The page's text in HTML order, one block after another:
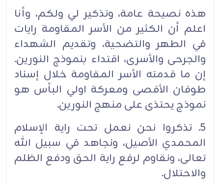
هذه نصيحة عامة، وتذكير لي ولكم، وأنا
اعلم أن الكثير من الأسر المقاومة رايات
في الطهر والتضحية، وتقديم الشهداء
والجرحى والأسرى، اقتداء بنموذج النورين.
إن ما قدمته الأسر المقاومة خلال إسناد
طوفان الأقصى ومعركة اولي البأس هو
نموذج يحتذى على منهج النورين.
5. تذكروا نحن نعمل تحت راية الإسلام
المحمدي الأصيل، ونجاهد في سبيل الله
تعالى، ونقاوم لرفع راية الحق ودفع الظلم
والاحتلال.